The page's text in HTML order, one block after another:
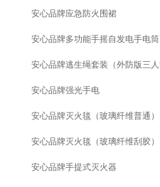
安心品牌应急防火围裙
安心品牌多功能手摇自发电手电筒
安心品牌强光手电
安心品牌灭火毯（玻璃纤维普通）
安心品牌灭火毯（玻璃纤维刮胶）
安心品牌手提式灭火器